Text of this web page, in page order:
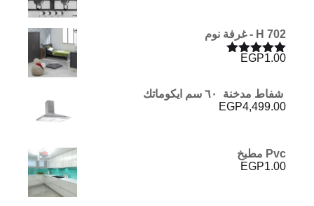
H 702 - غرفة نوم
تم التقييم
EGP1.00
شفاط مدخنة ٦٠ سم ايكوماتك
EGP4,499.00
Pvc مطبخ
EGP1.00